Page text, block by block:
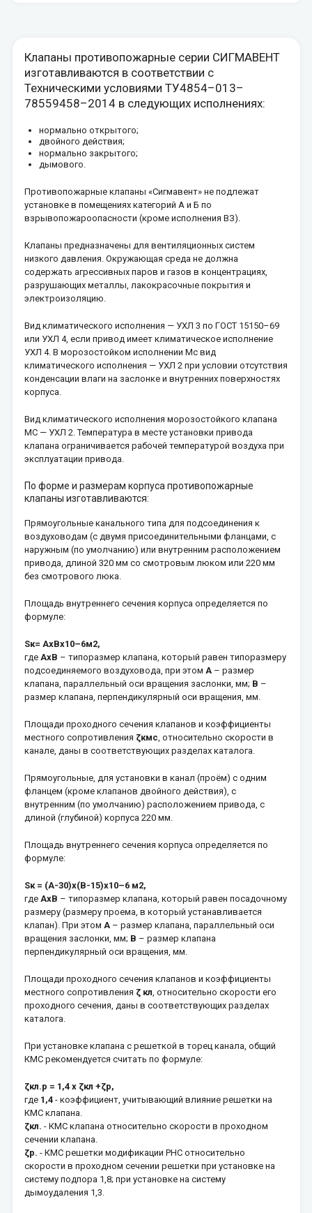
Клапаны противопожарные серии СИГМАВЕНТ
изготавливаются в соответствии с
Техническими условиями ТУ4854–013–
78559458–2014 в следующих исполнениях:
нормально открытого;
двойного действия;
нормально закрытого;
дымового.
Противопожарные клапаны «Сигмавент» не подлежат
установке в помещениях категорий А и Б по
взрывопожароопасности (кроме исполнения ВЗ).
Клапаны предназначены для вентиляционных систем
низкого давления. Окружающая среда не должна
содержать агрессивных паров и газов в концентрациях,
разрушающих металлы, лакокрасочные покрытия и
электроизоляцию.
Вид климатического исполнения — УХЛ 3 по ГОСТ 15150–69
или УХЛ 4, если привод имеет климатическое исполнение
УХЛ 4. В морозостойком исполнении Мс вид
климатического исполнения — УХЛ 2 при условии отсутствия
конденсации влаги на заслонке и внутренних поверхностях
корпуса.
Вид климатического исполнения морозостойкого клапана
МС — УХЛ 2. Температура в месте установки привода
клапана ограничивается рабочей температурой воздуха при
эксплуатации привода.
По форме и размерам корпуса противопожарные
клапаны изготавливаются:
Прямоугольные канального типа для подсоединения к
воздуховодам (с двумя присоединительными фланцами, с
наружным (по умолчанию) или внутренним расположением
привода, длиной 320 мм со смотровым люком или 220 мм
без смотрового люка.
Площадь внутреннего сечения корпуса определяется по
формуле:
Sк= АхВх10–6м2,
где АхВ – типоразмер клапана, который равен типоразмеру
подсоединяемого воздуховода, при этом А – размер
клапана, параллельный оси вращения заслонки, мм; В –
размер клапана, перпендикулярный оси вращения, мм.
Площади проходного сечения клапанов и коэффициенты
местного сопротивления ζкмс , относительно скорости в
канале, даны в соответствующих разделах каталога.
Прямоугольные, для установки в канал (проём) с одним
фланцем (кроме клапанов двойного действия), с
внутренним (по умолчанию) расположением привода, с
длиной (глубиной) корпуса 220 мм.
Площадь внутреннего сечения корпуса определяется по
формуле:
Sк = (А-30)х(В-15)х10–6 м2,
где АхВ – типоразмер клапана, который равен посадочному
размеру (размеру проема, в который устанавливается
клапан). При этом А – размер клапана, параллельный оси
вращения заслонки, мм; В – размер клапана
перпендикулярный оси вращения, мм.
Площади проходного сечения клапанов и коэффициенты
местного сопротивления ζ кл , относительно скорости его
проходного сечения, даны в соответствующих разделах
каталога.
При установке клапана с решеткой в торец канала, общий
КМС рекомендуется считать по формуле:
ζкл.р = 1,4 х ζкл +ζр,
где 1,4 - коэффициент, учитывающий влияние решетки на
КМС клапана.
ζкл. - КМС клапана относительно скорости в проходном
сечении клапана.
ζр. - КМС решетки модификации РНС относительно
скорости в проходном сечении решетки при установке на
систему подпора 1,8; при установке на систему
дымоудаления 1,3.